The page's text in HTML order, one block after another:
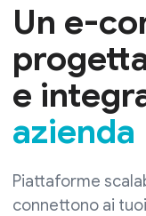
Un e-
e
azienda
Piattaforme
connettono ai